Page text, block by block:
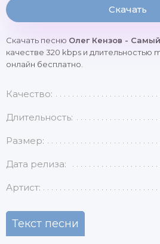
Скачать
Скачать песню Олег Кензов -
качестве 320 kbps и длительностью
онлайн бесплатно.
Качество:
Длительность:
Размер:
Дата релиза:
Артист:
Текст песни